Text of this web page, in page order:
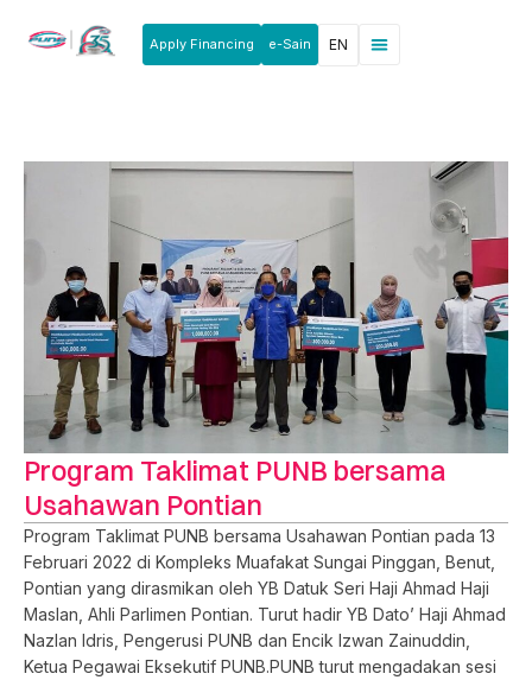
Apply Financing e-Sain EN
Program Taklimat PUNB bersama
Usahawan Pontian
Program Taklimat PUNB bersama Usahawan Pontian pada 13
Februari 2022 di Kompleks Muafakat Sungai Pinggan, Benut,
Pontian yang dirasmikan oleh YB Datuk Seri Haji Ahmad Haji
Maslan, Ahli Parlimen Pontian. Turut hadir YB Dato’ Haji Ahmad
Nazlan Idris, Pengerusi PUNB dan Encik Izwan Zainuddin,
Ketua Pegawai Eksekutif PUNB.PUNB turut mengadakan sesi